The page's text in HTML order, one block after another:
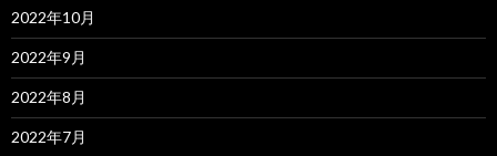
2022年10月
2022年9月
2022年8月
2022年7月